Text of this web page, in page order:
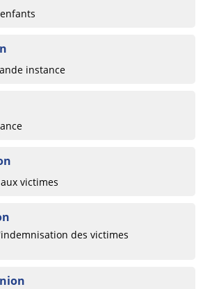
instance
victimes
des victimes